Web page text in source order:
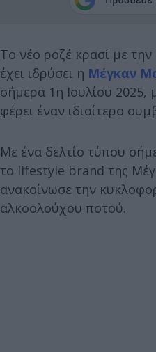
Το νέο ροζέ κρασί με
έχει ιδρύσει η Μέγκαν
σήμερα 1η Ιουλίου
φέρει έναν ιδιαίτερο
Με ένα δελτίο τύπου
το lifestyle brand της
ανακοίνωσε την
αλκοολούχου ποτού.